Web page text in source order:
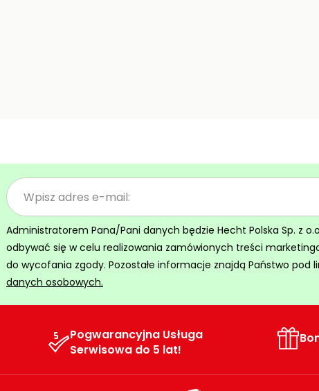
Administratorem Pana/Pani danych będzie Hecht Polska Sp. z
odbywać się w celu realizowania zamówionych treści
do wycofania zgody. Pozostałe informacje znajdą Państwo pod
danych osobowych.
Pogwarancyjna Usługa
Serwisowa do 5 lat!